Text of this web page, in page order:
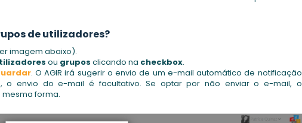
de utilizadores?
imagem abaixo).
ou grupos clicando na checkbox.
. O AGIR irá sugerir o envio de um e-mail automático de notificação
o envio do e-mail é facultativo. Se optar por não enviar o e-mail, o
forma.